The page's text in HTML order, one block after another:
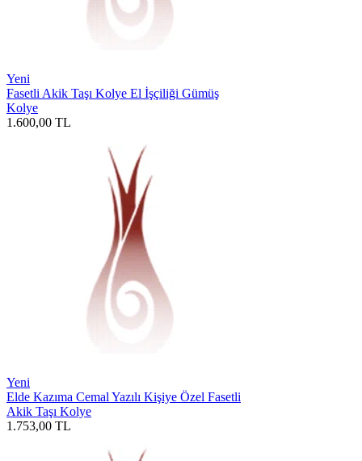
Yeni
Fasetli Akik Taşı Kolye El İşçiliği Gümüş
Kolye
1.600,00 TL
Yeni
Elde Kazıma Cemal Yazılı Kişiye Özel Fasetli
Akik Taşı Kolye
1.753,00 TL